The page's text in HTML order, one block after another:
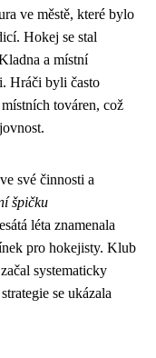
ve městě, které bylo
Hokej se stal
a místní
Hráči byli často
továren, což
své činnosti a
špičku
léta znamenala
pro hokejisty. Klub
systematicky
se ukázala